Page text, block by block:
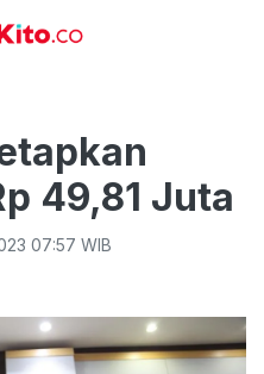
49,81 Juta
07:57 WIB